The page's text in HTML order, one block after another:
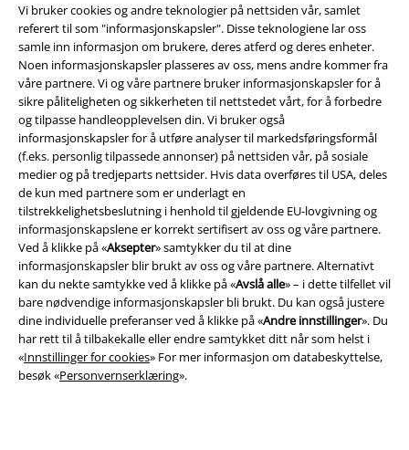
Vi bruker cookies og andre teknologier på nettsiden vår, samlet
referert til som "informasjonskapsler". Disse teknologiene lar oss
samle inn informasjon om brukere, deres atferd og deres enheter.
Noen informasjonskapsler plasseres av oss, mens andre kommer fra
våre partnere. Vi og våre partnere bruker informasjonskapsler for å
sikre påliteligheten og sikkerheten til nettstedet vårt, for å forbedre
og tilpasse handleopplevelsen din. Vi bruker også
informasjonskapsler for å utføre analyser til markedsføringsformål
(f.eks. personlig tilpassede annonser) på nettsiden vår, på sosiale
medier og på tredjeparts nettsider. Hvis data overføres til USA, deles
de kun med partnere som er underlagt en
tilstrekkelighetsbeslutning i henhold til gjeldende EU-lovgivning og
informasjonskapslene er korrekt sertifisert av oss og våre partnere.
Ved å klikke på «Aksepter» samtykker du til at dine
informasjonskapsler blir brukt av oss og våre partnere. Alternativt
kan du nekte samtykke ved å klikke på «Avslå alle» – i dette tilfellet vil
bare nødvendige informasjonskapsler bli brukt. Du kan også justere
dine individuelle preferanser ved å klikke på «Andre innstillinger». Du
har rett til å tilbakekalle eller endre samtykket ditt når som helst i
«Innstillinger for cookies» For mer informasjon om databeskyttelse,
besøk «Personvernserklæring».
EMP App
Her kan du laste ned EMPs nye app helt gratis og ta del i alle de nye
funksjonene og fordelene!
A Warner Music Group Company